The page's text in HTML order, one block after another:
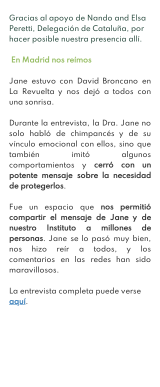
Gracias al apoyo de Nando and Elsa
Peretti, Delegación de Cataluña, por
hacer posible nuestra presencia allí.
En Madrid nos reímos
Jane estuvo con David Broncano en
La Revuelta y nos dejó a todos con
una sonrisa.
Durante la entrevista, la Dra. Jane no
solo habló de chimpancés y de su
vínculo emocional con ellos, sino que
también imitó algunos
comportamientos y cerró con un
potente mensaje sobre la necesidad
de protegerlos.
Fue un espacio que nos permitió
compartir el mensaje de Jane y de
nuestro Instituto a millones de
personas. Jane se lo pasó muy bien,
nos hizo reír a todos, y los
comentarios en las redes han sido
maravillosos.
La entrevista completa puede verse
aquí.